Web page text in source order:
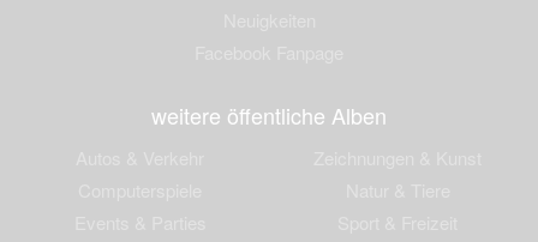
weitere öffentliche Alben